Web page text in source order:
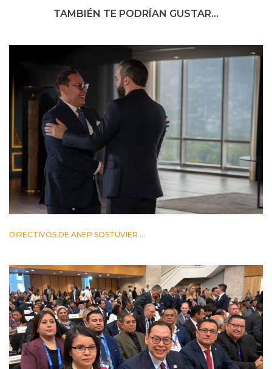
TAMBIÉN TE PODRÍAN GUSTAR...
DIRECTIVOS DE ANEP SOSTUVIER ...